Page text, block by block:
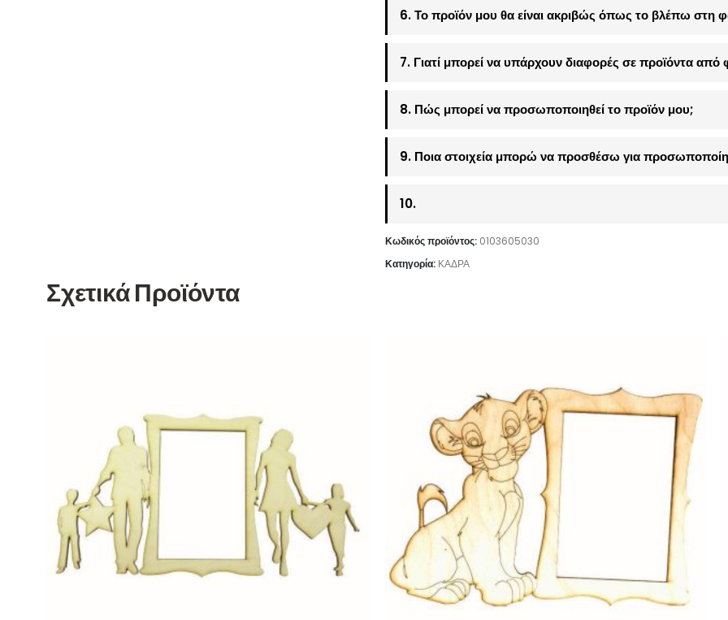
6. Το προϊόν μου θα είναι ακριβώς όπως το βλέπω στη
7. Γιατί μπορεί να υπάρχουν διαφορές σε προϊόντα από
8. Πώς μπορεί να προσωποποιηθεί το προϊόν μου;
9. Ποια στοιχεία μπορώ να προσθέσω για
10.
Κωδικός προϊόντος: 0103605030
Κατηγορία: ΚΑΔΡΑ
Σχετικά Προϊόντα